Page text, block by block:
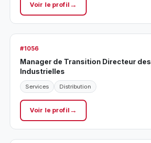
Voir le profil
#1056
Manager de Transition Directeur
Industrielles
Services Distribution
Voir le profil